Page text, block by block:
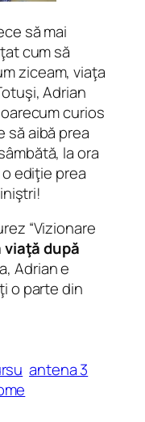
să mai
cum să
ziceam, viaţa
Adrian
curios
să aibă prea
la ora
ediţie prea
“Vizionare
viaţă după
Adrian e
o parte din
antena 3